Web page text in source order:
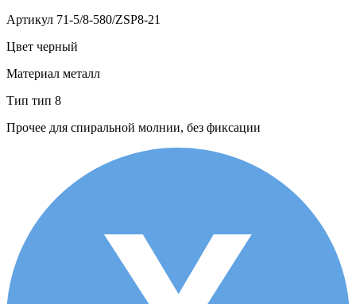
Артикул 71-5/8-580/ZSP8-21
Цвет черный
Материал металл
Тип тип 8
Прочее для спиральной молнии, без фиксации